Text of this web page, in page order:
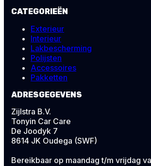
CATEGORIEËN
Exterieur
Interieur
Lakbescherming
Polijsten
Accessoires
Pakketten
ADRESGEGEVENS
Zijlstra B.V.
Tonyin Car Care
De Joodyk 7
8614 JK Oudega (SWF)
Bereikbaar op maandag t/m vrijdag